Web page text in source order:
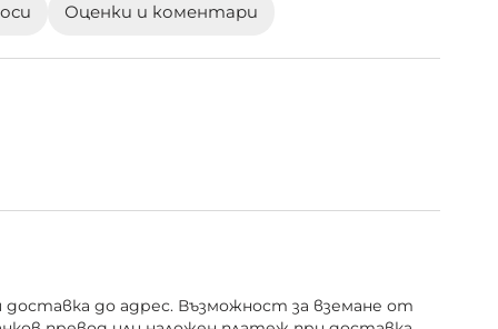
Оценки и коментари
до адрес. Възможност за вземане от